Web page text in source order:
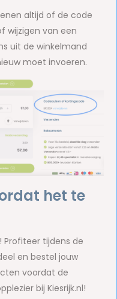
altijd of de code
wijzigen van een
uit de winkelmand
moet invoeren.
het te
tijdens de
en bestel jouw
voordat de
bij Kiesrijk.nl!